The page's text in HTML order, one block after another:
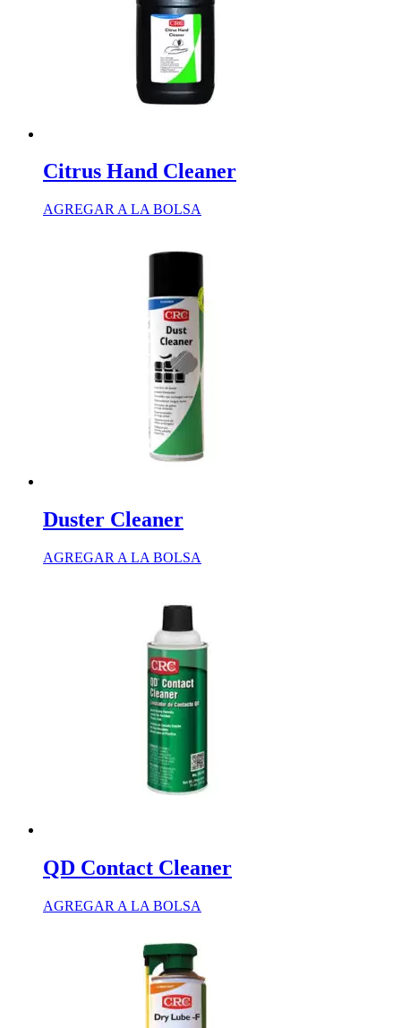
Citrus Hand Cleaner
AGREGAR A LA BOLSA
Duster Cleaner
AGREGAR A LA BOLSA
QD Contact Cleaner
AGREGAR A LA BOLSA